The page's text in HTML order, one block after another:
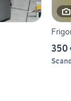
350